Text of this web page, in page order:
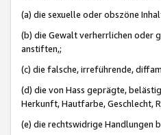
(a) die sexuelle oder obszöne
(b) die Gewalt verherrlichen oder
anstiften,;
(c) die falsche, irreführende,
(d) die von Hass geprägte,
Herkunft, Hautfarbe, Geschlecht,
(e) die rechtswidrige Handlungen